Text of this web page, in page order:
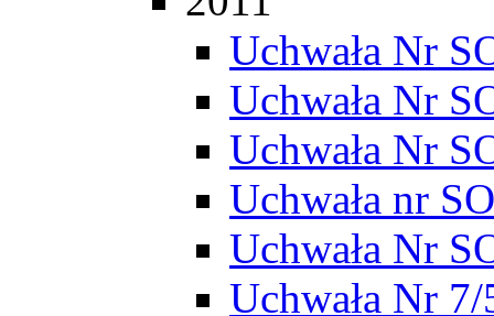
Uchwała Nr
Uchwała Nr
Uchwała Nr
Uchwała nr
Uchwała Nr
Uchwała Nr